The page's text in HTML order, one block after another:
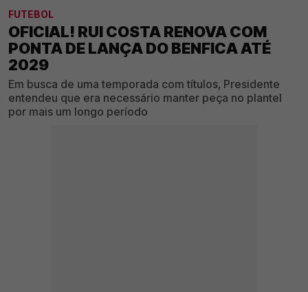
FUTEBOL
OFICIAL! RUI COSTA RENOVA COM
PONTA DE LANÇA DO BENFICA ATÉ
2029
Em busca de uma temporada com títulos, Presidente
entendeu que era necessário manter peça no plantel
por mais um longo período